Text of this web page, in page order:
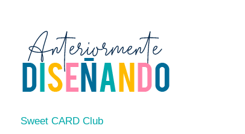
Sweet CARD Club